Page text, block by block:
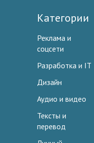
Категории
Реклама и
соцсети
Разработка и IT
Дизайн
Аудио и видео
Тексты и
перевод